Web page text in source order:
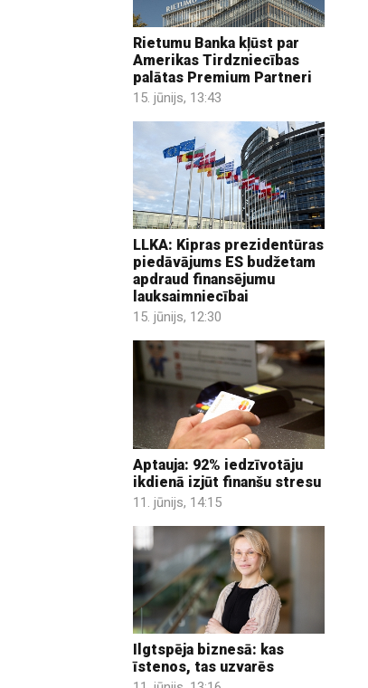
Rietumu Banka kļūst par
Amerikas Tirdzniecības
palātas Premium Partneri
15. jūnijs, 13:43
LLKA: Kipras prezidentūras
piedāvājums ES budžetam
apdraud finansējumu
lauksaimniecībai
15. jūnijs, 12:30
Aptauja: 92% iedzīvotāju
ikdienā izjūt finanšu stresu
11. jūnijs, 14:15
Ilgtspēja biznesā: kas
īstenos, tas uzvarēs